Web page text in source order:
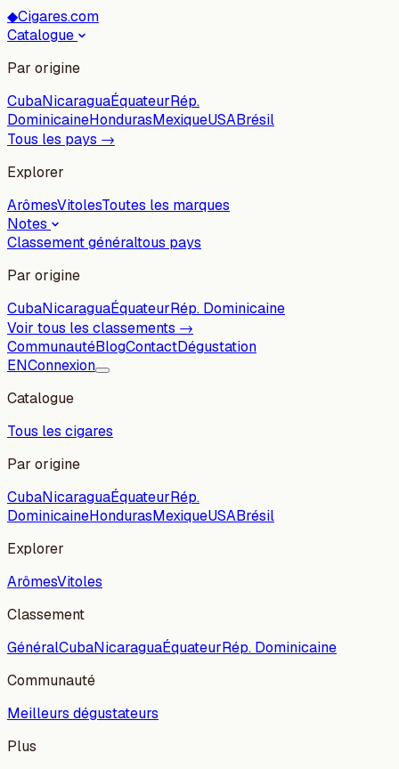
◆Cigares.com
Catalogue
Par origine
CubaNicaraguaÉquateurRép.
DominicaineHondurasMexiqueUSABrésil
Tous les pays →
Explorer
ArômesVitolesToutes les marques
Notes
Classement généraltous pays
Par origine
CubaNicaraguaÉquateurRép. Dominicaine
Voir tous les classements →
CommunautéBlogContactDégustation
ENConnexion
Catalogue
Tous les cigares
Par origine
CubaNicaraguaÉquateurRép.
DominicaineHondurasMexiqueUSABrésil
Explorer
ArômesVitoles
Classement
GénéralCubaNicaraguaÉquateurRép. Dominicaine
Communauté
Meilleurs dégustateurs
Plus